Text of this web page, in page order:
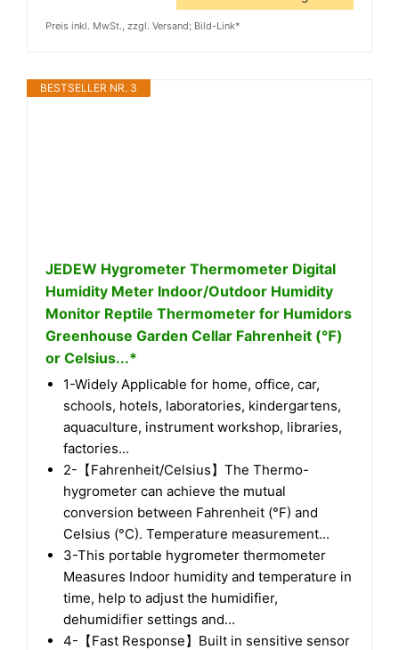
Preis inkl. MwSt., zzgl. Versand; Bild-Link*
BESTSELLER NR. 3
JEDEW Hygrometer Thermometer Digital
Humidity Meter Indoor/Outdoor Humidity
Monitor Reptile Thermometer for Humidors
Greenhouse Garden Cellar Fahrenheit (℉)
or Celsius...*
1-Widely Applicable for home, office, car,
schools, hotels, laboratories, kindergartens,
aquaculture, instrument workshop, libraries,
factories...
2-【Fahrenheit/Celsius】The Thermo-
hygrometer can achieve the mutual
conversion between Fahrenheit (°F) and
Celsius (°C). Temperature measurement...
3-This portable hygrometer thermometer
Measures Indoor humidity and temperature in
time, help to adjust the humidifier,
dehumidifier settings and...
4-【Fast Response】Built in sensitive sensor